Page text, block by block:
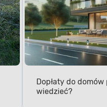
Dopłaty do
wiedzieć?